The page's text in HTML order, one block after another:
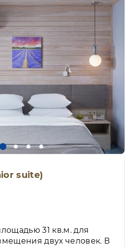
suite)
31 кв.м. для
двух человек. В